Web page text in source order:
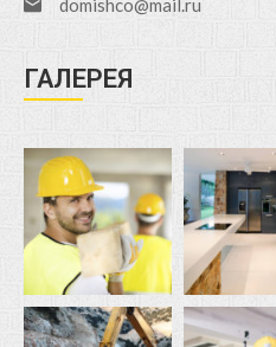
ГАЛЕРЕЯ